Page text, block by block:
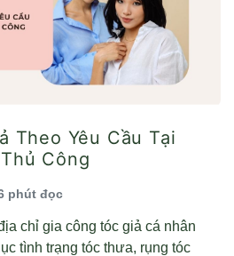
Theo Yêu Cầu Tại
Công
phút đọc
chỉ gia công tóc giả cá nhân
tình trạng tóc thưa, rụng tóc